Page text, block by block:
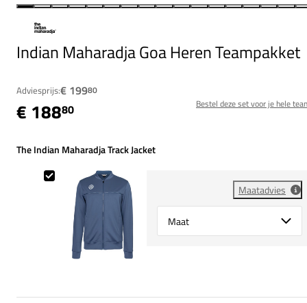
Indian Maharadja Goa Heren Teampakket
Adviesprijs:€ 19980
€ 18880 Bestel deze set voor je hele
The Indian Maharadja Track Jacket
Maatadvies
Select {option} for {name}
The Indian Maharadja Track Jacket